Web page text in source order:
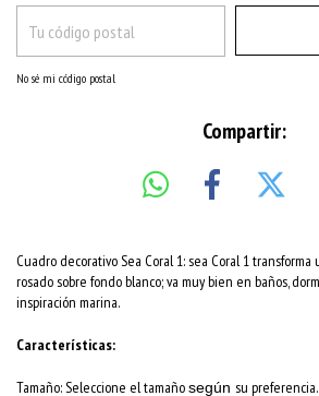
No sé mi código postal
Compartir:
Cuadro decorativo Sea Coral 1: sea Coral 1
rosado sobre fondo blanco; va muy bien en baños,
inspiración marina.
Características:
Tamaño: Seleccione el tamañosegún su preferencia.